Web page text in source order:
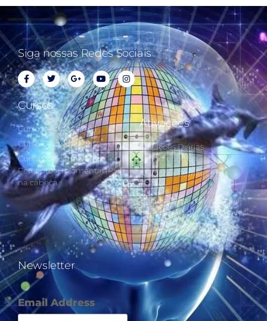
Siga nossas Redes Sociais
Cursos
Curso Cálculo Parte 1
Curso Cálculo Parte 2
Curso Colocando o
Perceptor Holomental (PH)
na cabeça
Ativações
Ativações Diárias
Synchronotron
Ativações Diárias Lei do
Tempo
Estudos Postulados da Lei
do Tempo e das 260 Chaves
do Synchronotron
Newsletter
Email Address